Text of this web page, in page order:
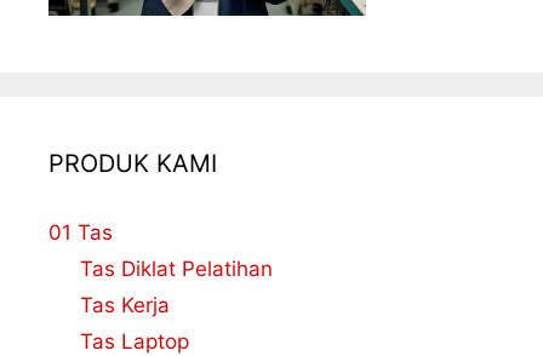
PRODUK KAMI
01 Tas
Tas Diklat Pelatihan
Tas Kerja
Tas Laptop